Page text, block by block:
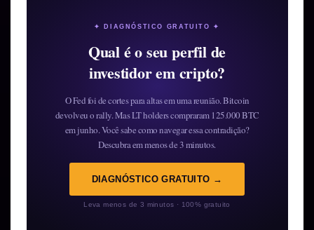
✦ DIAGNÓSTICO GRATUITO ✦
Qual é o seu perfil de
investidor em cripto?
O Fed foi de cortes para altas em uma reunião. Bitcoin
devolveu o rally. Mas LT holders compraram 125.000 BTC
em junho. Você sabe como navegar essa contradição?
Descubra em menos de 3 minutos.
DIAGNÓSTICO GRATUITO →
Leva menos de 3 minutos · 100% gratuito